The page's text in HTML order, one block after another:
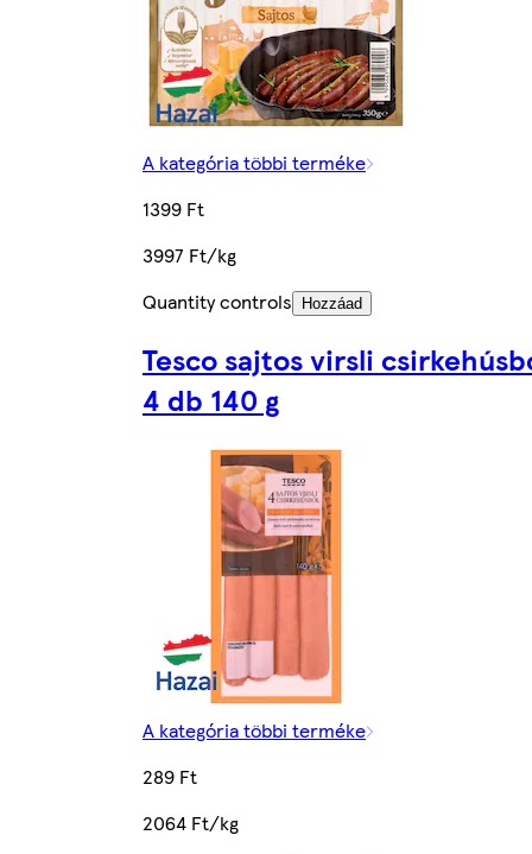
A kategória többi terméke
1399 Ft
3997 Ft/kg
Quantity controls
Hozzáad
Tesco sajtos virsli
4 db 140 g
A kategória többi terméke
289 Ft
2064 Ft/kg